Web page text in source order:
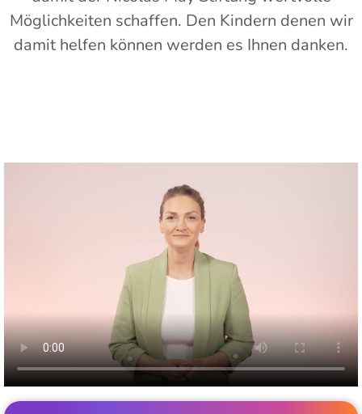
Möglichkeiten schaffen. Den Kindern denen wir
damit helfen können werden es Ihnen danken.